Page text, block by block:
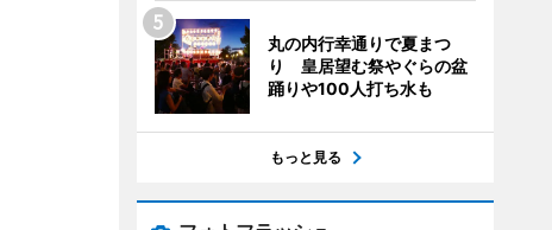
丸の内行幸通りで夏まつ
り 皇居望む祭やぐらの盆
踊りや100人打ち水も
もっと見る